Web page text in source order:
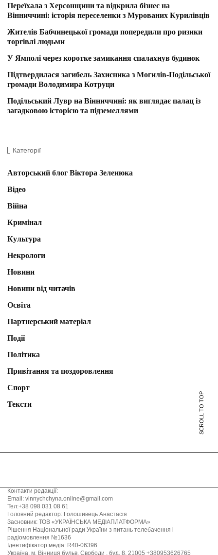
Переїхала з Херсонщини та відкрила бізнес на
Вінниччині: історія переселенки з Мурованих Курилівців
Жителів Бабчинецької громади попередили про ризики
торгівлі людьми
У Ямполі через коротке замикання спалахнув будинок
Підтвердилася загибель Захисника з Могилів-Подільської
громади Володимира Котруци
Подільський Лувр на Вінниччині: як виглядає палац із
загадковою історією та підземеллями
Категорії
Авторський блог Віктора Зеленюка
Відео
Війна
Кримінал
Культура
Некрологи
Новини
Новини від читачів
Освіта
Партнерський матеріал
Події
Політика
Привітання та поздоровлення
Спорт
Тексти
SCROLL TO TOP
Контакти редакції:
Email: vinnychchyna.online@gmail.com
Тел:+38 098 031 08 61
Головний редактор: Голошивець Анастасія
Засновник: ТОВ «УКРАЇНСЬКА МЕДІАПЛАТФОРМА»
Рішення Національної ради України з питань телебачення і
радіомовлення №1636
Ідентифікатор медіа: R40-06396
Україна, м. Вінниця бульв. Свободи , буд. 8, 21005 +380953626765